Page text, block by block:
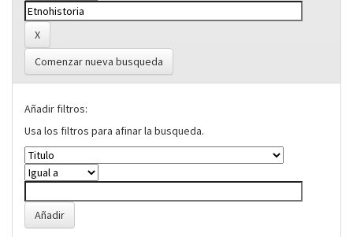
Comenzar nueva busqueda
Añadir filtros:
Usa los filtros para afinar la busqueda.